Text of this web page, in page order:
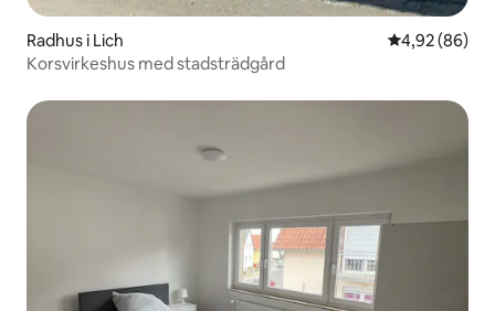
Radhus i Lich 4,92 av 5 i
4,92 (86)
Korsvirkeshus med stadsträdgård